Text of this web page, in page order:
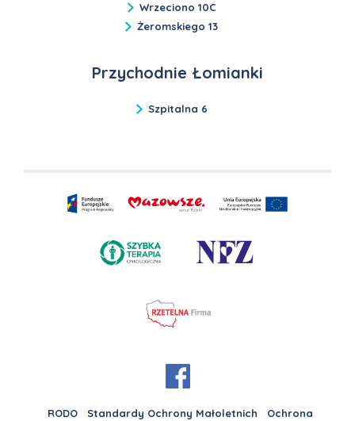
Wrzeciono 10C
Żeromskiego 13
Przychodnie Łomianki
Szpitalna 6
RODO Standardy Ochrony Małoletnich
Ochrona